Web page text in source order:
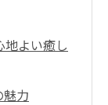
よい癒し
力